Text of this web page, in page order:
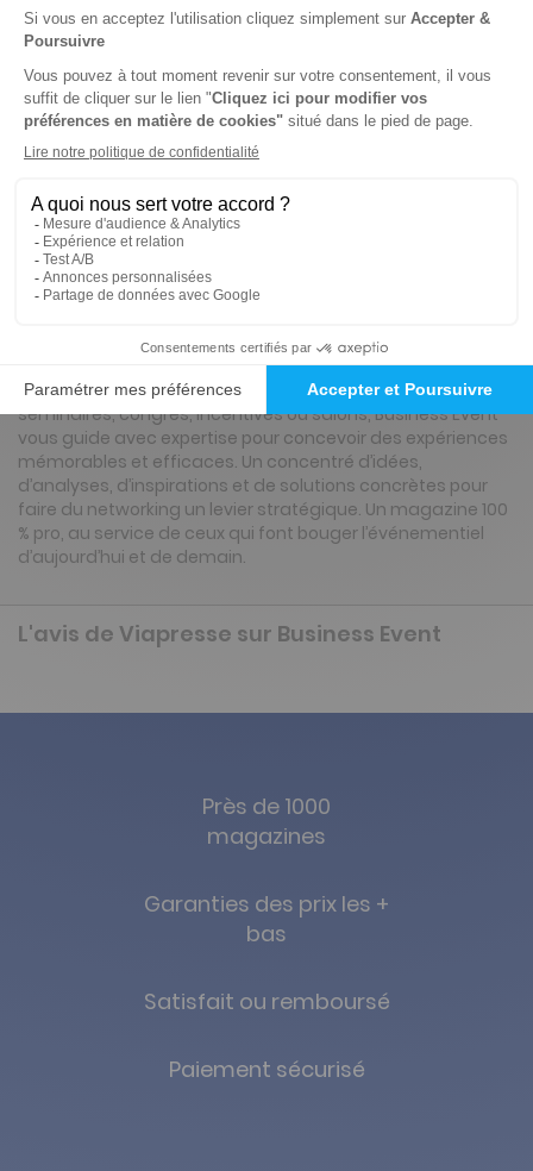
24€65
Tarif France métropolitaine
Renouvellement à date d’anniversaire
Présentation du magazine Business Event
Business Event, c’est le magazine de référence pour tous
les professionnels du tourisme d’affaires, de
destinations phares, les lieux incontournables, les
tendances du secteur, les acteurs qui innovent et les
coulisses des grands événements. Qu’il s’agisse de
séminaires, congrès, incentives ou salons, Business Event
vous guide avec expertise pour concevoir des expériences
mémorables et efficaces. Un concentré d’idées,
d’analyses, d’inspirations et de solutions concrètes pour
faire du networking un levier stratégique. Un magazine 100
% pro, au service de ceux qui font bouger l’événementiel
d’aujourd’hui et de demain.
L'avis de Viapresse sur Business Event
Près de 1000
magazines
Garanties des prix les +
bas
Satisfait ou remboursé
Paiement sécurisé